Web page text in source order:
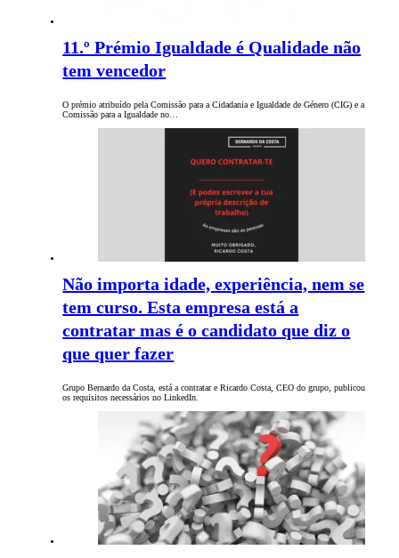
11.º Prémio Igualdade é Qualidade não
tem vencedor
O prémio atribuído pela Comissão para a Cidadania e Igualdade de Género (CIG) e a
Comissão para a Igualdade no…
Não importa idade, experiência, nem se
tem curso. Esta empresa está a
contratar mas é o candidato que diz o
que quer fazer
Grupo Bernardo da Costa, está a contratar e Ricardo Costa, CEO do grupo, publicou
os requisitos necessários no LinkedIn.